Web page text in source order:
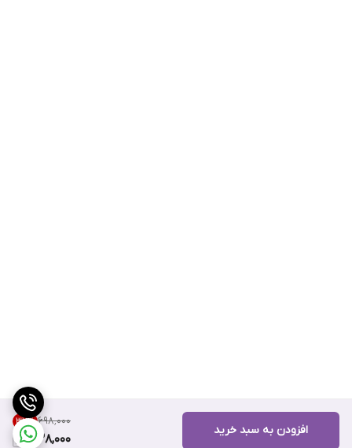
۶۹۸٬۰۰۰ 37%
438,000
افزودن به سبد خرید